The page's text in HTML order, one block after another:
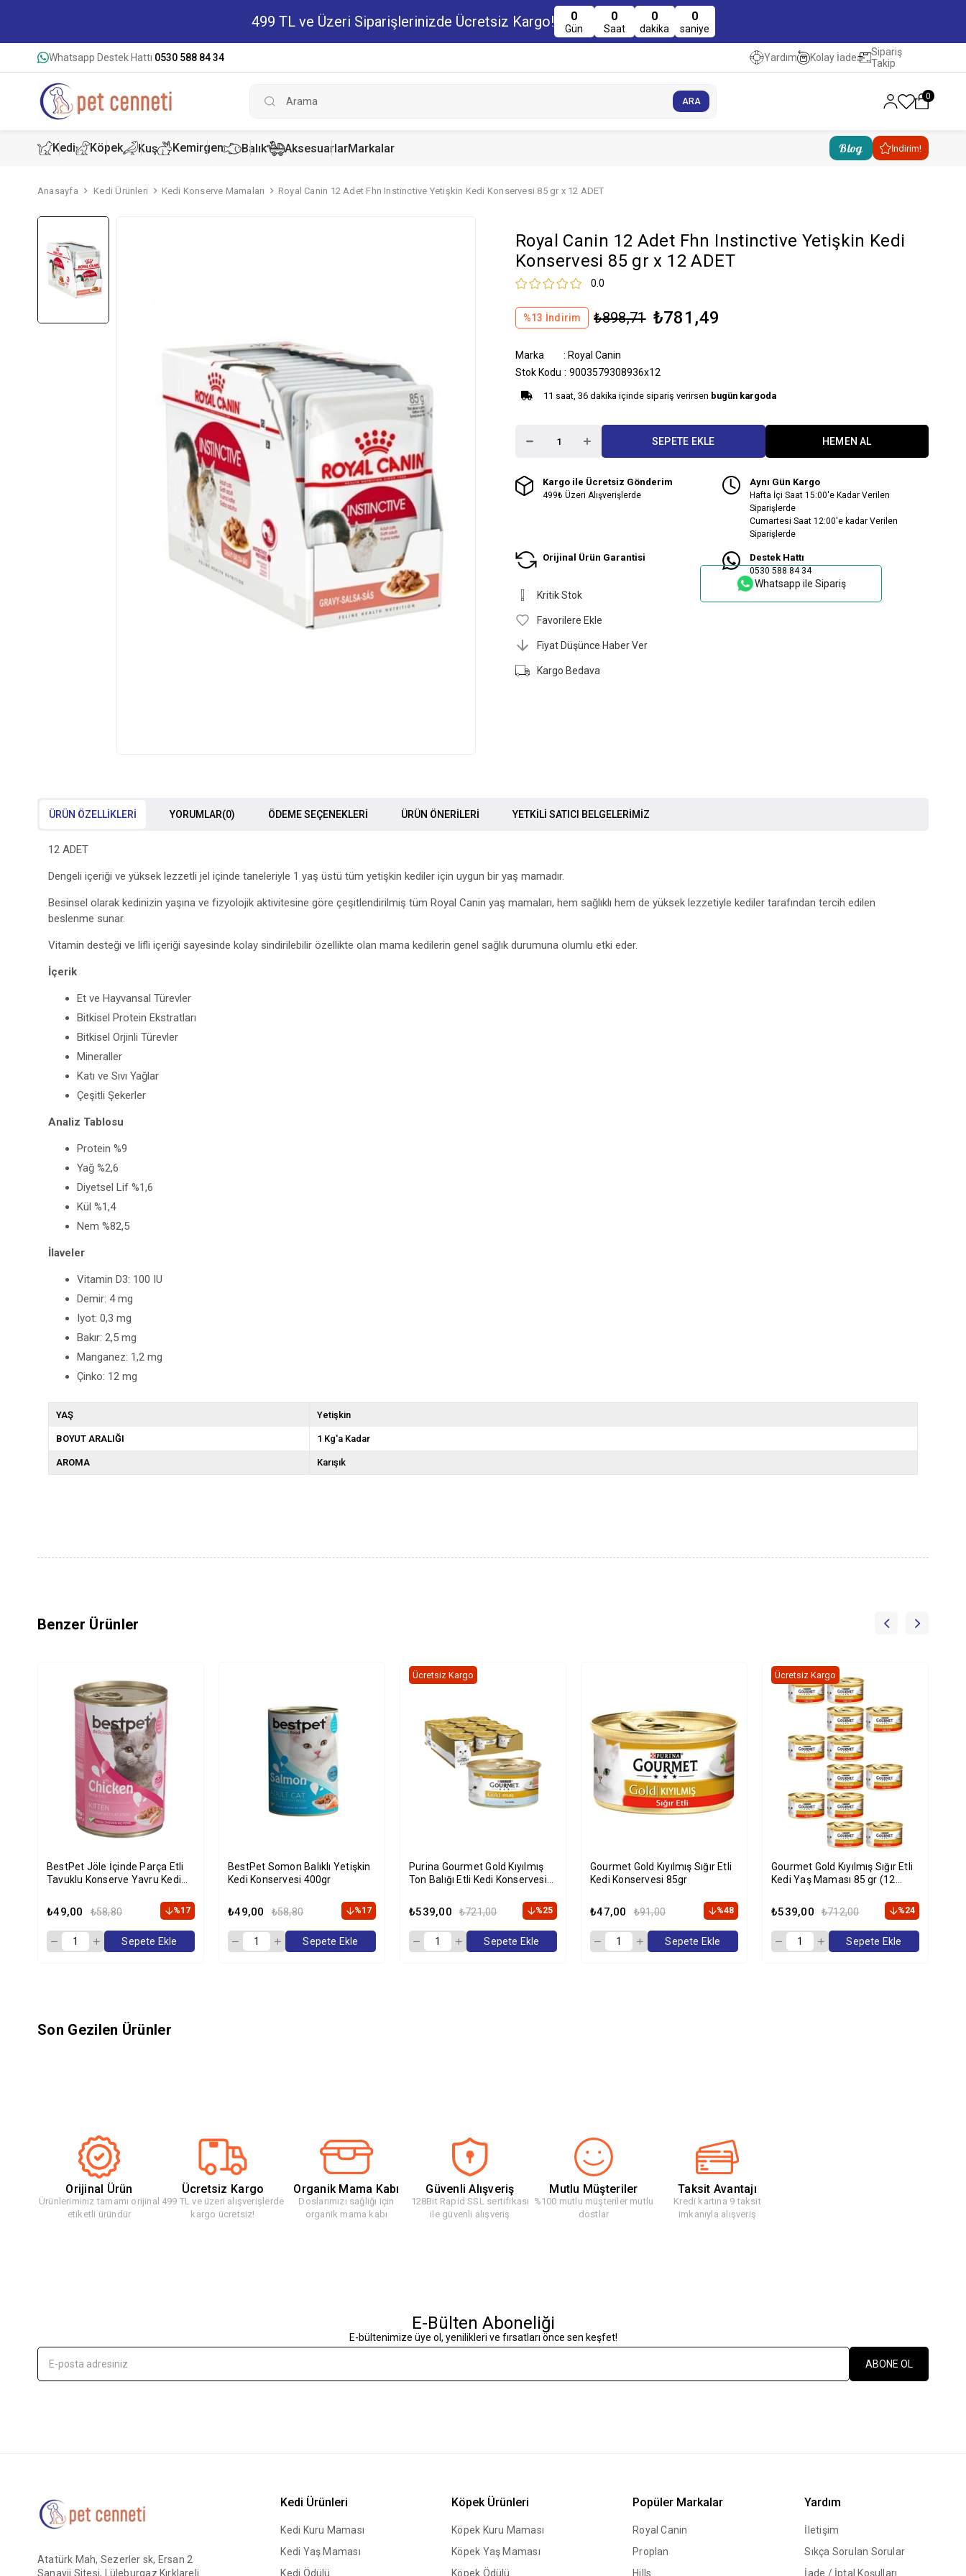
499 TL ve Üzeri Siparişlerinizde Ücretsiz Kargo! 0
Gün
0
Saat
0
dakika
0
saniye
Whatsapp Destek Hattı 0530 588 84 34 Yardım Kolay İade
Sipariş
Takip
0
Kedi Köpek Kuş Kemirgen Balık AksesuarlarMarkalar Blog İndirim!
Anasayfa Kedi Ürünleri Kedi Konserve Mamaları Royal Canin 12 Adet Fhn Instinctive Yetişkin Kedi Konservesi 85 gr x 12 ADET
Royal Canin 12 Adet Fhn Instinctive Yetişkin Kedi
Konservesi 85 gr x 12 ADET
0.0
%13 İndirim ₺898,71 ₺781,49
Marka : Royal Canin
Stok Kodu
9003579308936x12
11 saat, 36 dakika içinde sipariş verirsen bugün kargoda
Kargo ile Ücretsiz Gönderim
499₺ Üzeri Alışverişlerde
Aynı Gün Kargo
Hafta İçi Saat 15:00'e Kadar Verilen
Siparişlerde
Cumartesi Saat 12:00'e kadar Verilen
Siparişlerde
Orijinal Ürün Garantisi Destek Hattı
0530 588 84 34
Kritik Stok
Favorilere Ekle
Fiyat Düşünce Haber Ver
Kargo Bedava
Whatsapp ile Sipariş
ÜRÜN ÖZELLIKLERI YORUMLAR(0) ÖDEME SEÇENEKLERI ÜRÜN ÖNERILERI YETKİLİ SATICI BELGELERİMİZ
12 ADET
Dengeli içeriği ve yüksek lezzetli jel içinde taneleriyle 1 yaş üstü tüm yetişkin kediler için uygun bir yaş mamadır.
Besinsel olarak kedinizin yaşına ve fizyolojik aktivitesine göre çeşitlendirilmiş tüm Royal Canin yaş mamaları, hem sağlıklı hem de yüksek lezzetiyle kediler tarafından tercih edilen
beslenme sunar.
Vitamin desteği ve lifli içeriği sayesinde kolay sindirilebilir özellikte olan mama kedilerin genel sağlık durumuna olumlu etki eder.
İçerik
Et ve Hayvansal Türevler
Bitkisel Protein Ekstratları
Bitkisel Orjinli Türevler
Mineraller
Katı ve Sıvı Yağlar
Çeşitli Şekerler
Analiz Tablosu
Protein %9
Yağ %2,6
Diyetsel Lif %1,6
Kül %1,4
Nem %82,5
İlaveler
Vitamin D3: 100 IU
Demir: 4 mg
Iyot: 0,3 mg
Bakır: 2,5 mg
Manganez: 1,2 mg
Çinko: 12 mg
YAŞ Yetişkin
BOYUT ARALIĞI 1 Kg'a Kadar
AROMA Karışık
Benzer Ürünler
BestPet Jöle İçinde Parça Etli
Tavuklu Konserve Yavru Kedi
₺49,00 ₺58,80 %17
Sepete Ekle
BestPet Somon Balıklı Yetişkin
Kedi Konservesi 400gr
₺49,00 ₺58,80 %17
Sepete Ekle
Purina Gourmet Gold Kıyılmış
Ton Balığı Etli Kedi Konservesi
₺539,00 ₺721,00 %25
Ücretsiz Kargo
Sepete Ekle
Gourmet Gold Kıyılmış Sığır Etli
Kedi Konservesi 85gr
₺47,00 ₺91,00 %48
Sepete Ekle
Gourmet Gold Kıyılmış Sığır Etli
Kedi Yaş Maması 85 gr (12
₺539,00 ₺712,00 %24
Ücretsiz Kargo
Sepete Ekle
Son Gezilen Ürünler
Orijinal Ürün
Ürünleriminiz tamamı orijinal
etiketli üründür
Ücretsiz Kargo
499 TL ve üzeri alışverişlerde
kargo ücretsiz!
Organik Mama Kabı
Doslarımızı sağlığı için
organik mama kabı
Güvenli Alışveriş
128Bit Rapid SSL sertifikası
ile güvenli alışveriş
Mutlu Müşteriler
%100 mutlu müşteriler mutlu
dostlar
Taksit Avantajı
Kredi kartına 9 taksit
imkanıyla alışveriş
E-Bülten Aboneliği
E-bültenimize üye ol, yenilikleri ve fırsatları önce sen keşfet!
ABONE OL
Atatürk Mah, Sezerler sk, Ersan 2
Sanayii Sitesi, Lüleburgaz Kırklareli
Kedi Ürünleri
Kedi Kuru Maması
Kedi Yaş Maması
Kedi Ödülü
Köpek Ürünleri
Köpek Kuru Maması
Köpek Yaş Maması
Köpek Ödülü
Popüler Markalar
Royal Canin
Proplan
Hills
Yardım
İletişim
Sıkça Sorulan Sorular
İade / İptal Koşulları